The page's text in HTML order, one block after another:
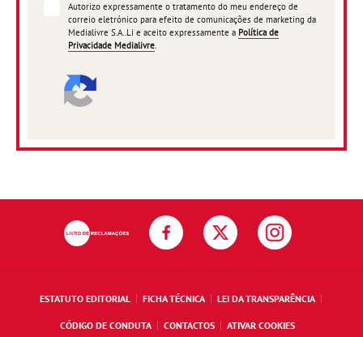
Autorizo expressamente o tratamento do meu endereço de
correio eletrónico para efeito de comunicações de marketing da
Medialivre S.A..Li e aceito expressamente a Política de
Privacidade Medialivre.
ESTATUTO EDITORIAL FICHA TÉCNICA LEI DA TRANSPARÊNCIA
CÓDIGO DE CONDUTA CONTACTOS ATIVAR COOKIES